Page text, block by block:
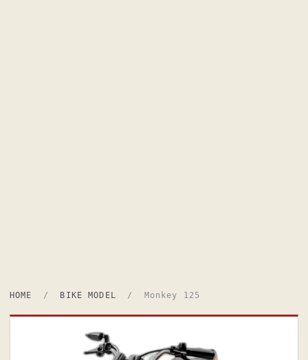
HOME / BIKE MODEL / Monkey 125